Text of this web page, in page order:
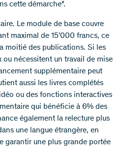
cette démarche".
Le module de base couvre
maximal de 15’000 francs, ce
moitié des publications. Si les
ou nécessitent un travail de mise
supplémentaire peut
aussi les livres complétés
ou des fonctions interactives
qui bénéficie à 6% des
également la relecture plus
une langue étrangère, en
garantir une plus grande portée